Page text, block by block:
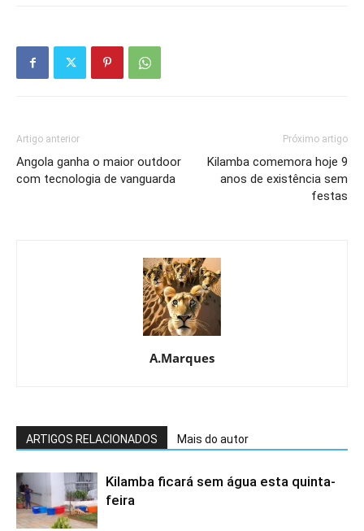
Artigo anterior
Angola ganha o maior outdoor
com tecnologia de vanguarda
Próximo artigo
Kilamba comemora hoje 9
anos de existência sem
festas
A.Marques
ARTIGOS RELACIONADOS Mais do autor
Kilamba ficará sem água esta quinta-
feira